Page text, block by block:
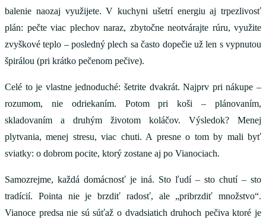
balenie naozaj využijete. V kuchyni ušetrí energiu aj trpezlivosť
plán: pečte viac plechov naraz, zbytočne neotvárajte rúru, využite
zvyškové teplo – posledný plech sa často dopečie už len s vypnutou
špirálou (pri krátko pečenom pečive).
Celé to je vlastne jednoduché: šetrite dvakrát. Najprv pri nákupe –
rozumom, nie odriekaním. Potom pri koši – plánovaním,
skladovaním a druhým životom koláčov. Výsledok? Menej
plytvania, menej stresu, viac chuti. A presne o tom by mali byť
sviatky: o dobrom pocite, ktorý zostane aj po Vianociach.
Samozrejme, každá domácnosť je iná. Sto ľudí – sto chutí – sto
tradícií. Pointa nie je brzdiť radosť, ale „pribrzdiť množstvo“.
Vianoce predsa nie sú súťaž o dvadsiatich druhoch pečiva ktoré je